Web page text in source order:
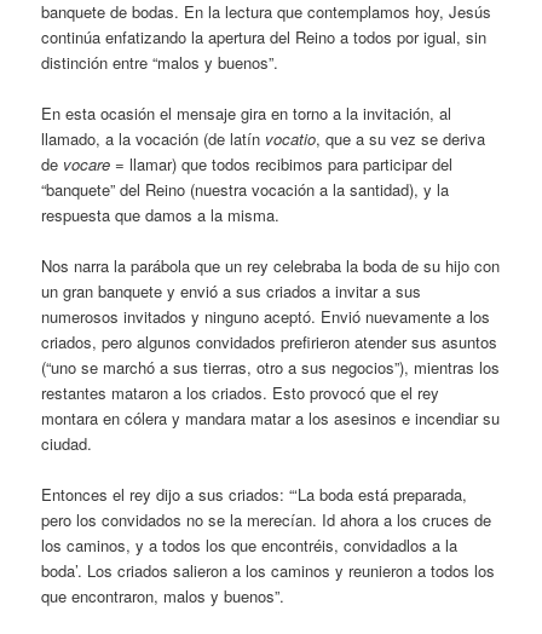
banquete de bodas. En la lectura que contemplamos hoy, Jesús
continúa enfatizando la apertura del Reino a todos por igual, sin
distinción entre “malos y buenos”.
En esta ocasión el mensaje gira en torno a la invitación, al
llamado, a la vocación (de latín vocatio, que a su vez se deriva
de vocare = llamar) que todos recibimos para participar del
“banquete” del Reino (nuestra vocación a la santidad), y la
respuesta que damos a la misma.
Nos narra la parábola que un rey celebraba la boda de su hijo con
un gran banquete y envió a sus criados a invitar a sus
numerosos invitados y ninguno aceptó. Envió nuevamente a los
criados, pero algunos convidados prefirieron atender sus asuntos
(“uno se marchó a sus tierras, otro a sus negocios”), mientras los
restantes mataron a los criados. Esto provocó que el rey
montara en cólera y mandara matar a los asesinos e incendiar su
ciudad.
Entonces el rey dijo a sus criados: “‘La boda está preparada,
pero los convidados no se la merecían. Id ahora a los cruces de
los caminos, y a todos los que encontréis, convidadlos a la
boda’. Los criados salieron a los caminos y reunieron a todos los
que encontraron, malos y buenos”.